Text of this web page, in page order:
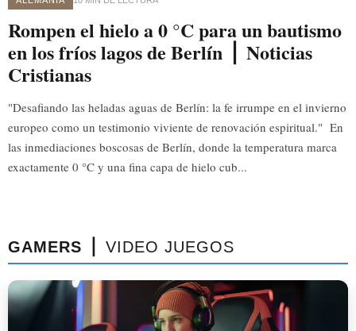
Rompen el hielo a 0 °C para un bautismo
en los fríos lagos de Berlín ⎪ Noticias
Cristianas
"Desafiando las heladas aguas de Berlín: la fe irrumpe en el invierno
europeo como un testimonio viviente de renovación espiritual." En
las inmediaciones boscosas de Berlín, donde la temperatura marca
exactamente 0 °C y una fina capa de hielo cub...
GAMERS ⎪ VIDEO JUEGOS